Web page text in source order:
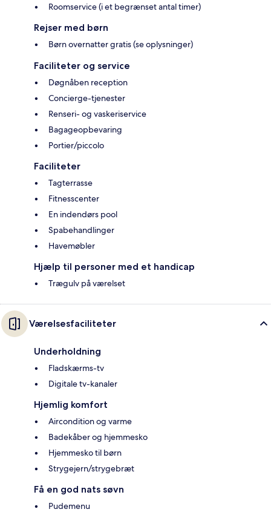
Roomservice (i et begrænset antal timer)
Rejser med børn
Børn overnatter gratis (se oplysninger)
Faciliteter og service
Døgnåben reception
Concierge-tjenester
Renseri- og vaskeriservice
Bagageopbevaring
Portier/piccolo
Faciliteter
Tagterrasse
Fitnesscenter
En indendørs pool
Spabehandlinger
Havemøbler
Hjælp til personer med et handicap
Trægulv på værelset
Værelsesfaciliteter
Underholdning
Fladskærms-tv
Digitale tv-kanaler
Hjemlig komfort
Aircondition og varme
Badekåber og hjemmesko
Hjemmesko til børn
Strygejern/strygebræt
Få en god nats søvn
Pudemenu